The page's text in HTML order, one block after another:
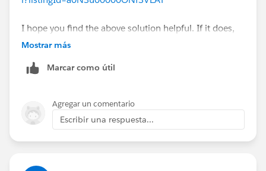
I hope you find the above solution helpful. If it does,
please mark it as the Best Answer to help others too.
Suraj Tripathi
Mostrar más
Marcar como útil
Agregar un comentario
Escribir una respuesta...